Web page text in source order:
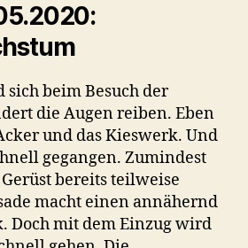
beim Besuch der
die Augen reiben. Eben
und das Kieswerk. Und
gegangen. Zumindest
bereits teilweise
macht einen annähernd
Doch mit dem Einzug wird